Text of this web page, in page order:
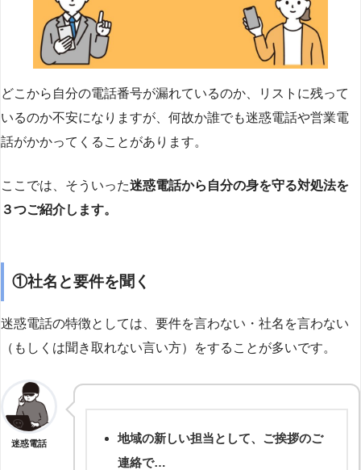
どこから自分の電話番号が漏れているのか、リストに残って
いるのか不安になりますが、何故か誰でも迷惑電話や営業電
話がかかってくることがあります。
ここでは、そういった迷惑電話から自分の身を守る対処法を
３つご紹介します。
①社名と要件を聞く
迷惑電話の特徴としては、要件を言わない・社名を言わない
（もしくは聞き取れない言い方）をすることが多いです。
迷惑電話
地域の新しい担当として、ご挨拶のご
連絡で…